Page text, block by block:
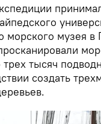
морского музея в
тысяч
создать